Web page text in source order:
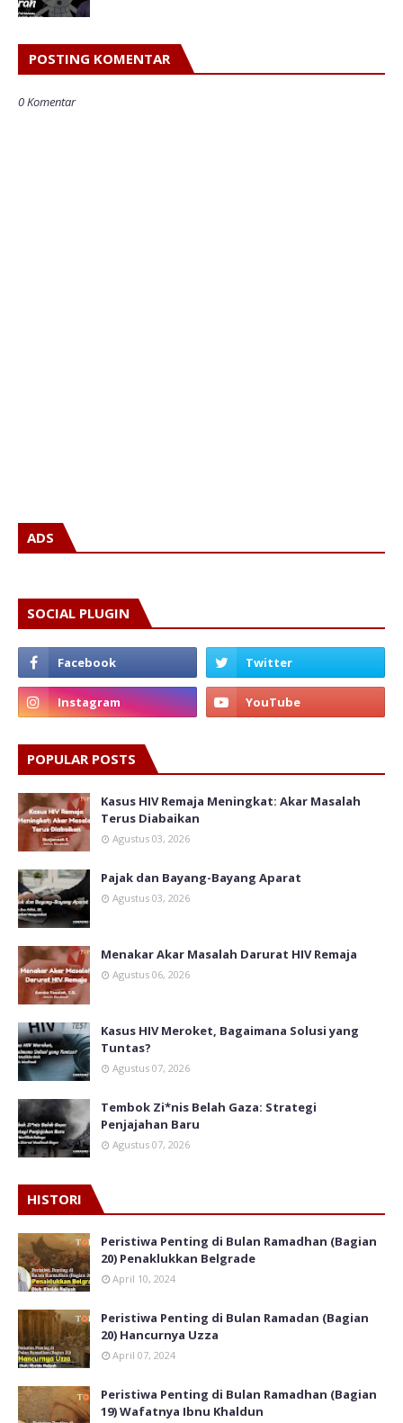
POSTING KOMENTAR
0 Komentar
ADS
SOCIAL PLUGIN
POPULAR POSTS
Kasus HIV Remaja Meningkat: Akar Masalah
Terus Diabaikan
Agustus 03, 2026
Pajak dan Bayang-Bayang Aparat
Agustus 03, 2026
Menakar Akar Masalah Darurat HIV Remaja
Agustus 06, 2026
Kasus HIV Meroket, Bagaimana Solusi yang
Tuntas?
Agustus 07, 2026
Tembok Zi*nis Belah Gaza: Strategi
Penjajahan Baru
Agustus 07, 2026
HISTORI
Peristiwa Penting di Bulan Ramadhan (Bagian
20) Penaklukkan Belgrade
April 10, 2024
Peristiwa Penting di Bulan Ramadan (Bagian
20) Hancurnya Uzza
April 07, 2024
Peristiwa Penting di Bulan Ramadhan (Bagian
19) Wafatnya Ibnu Khaldun